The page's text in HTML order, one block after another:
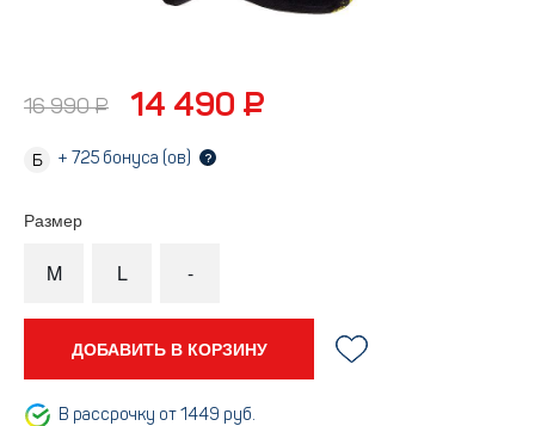
16 990 ₽ 14 490 ₽
+ 725 бонуса (ов) ?
Размер
M L -
ДОБАВИТЬ В КОРЗИНУ
В рассрочку от 1449 руб.